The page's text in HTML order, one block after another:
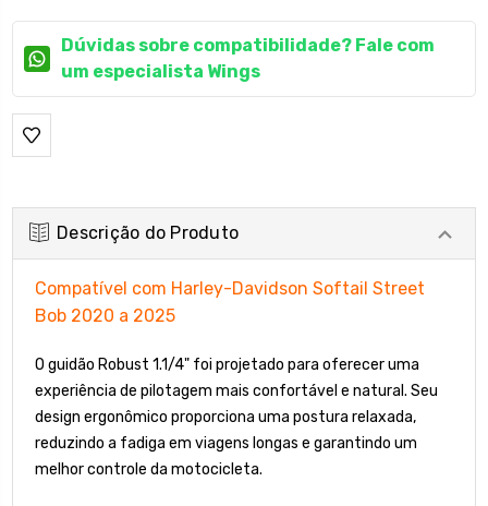
Dúvidas sobre compatibilidade? Fale com
um especialista Wings
Descrição do Produto
Compatível com Harley-Davidson Softail Street
Bob 2020 a 2025
O guidão Robust 1.1/4" foi projetado para oferecer uma
experiência de pilotagem mais confortável e natural. Seu
design ergonômico proporciona uma postura relaxada,
reduzindo a fadiga em viagens longas e garantindo um
melhor controle da motocicleta.